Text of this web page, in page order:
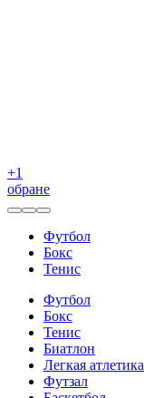
+1
обране
Футбол
Бокс
Тенис
Футбол
Бокс
Тенис
Биатлон
Легкая атлетика
Футзал